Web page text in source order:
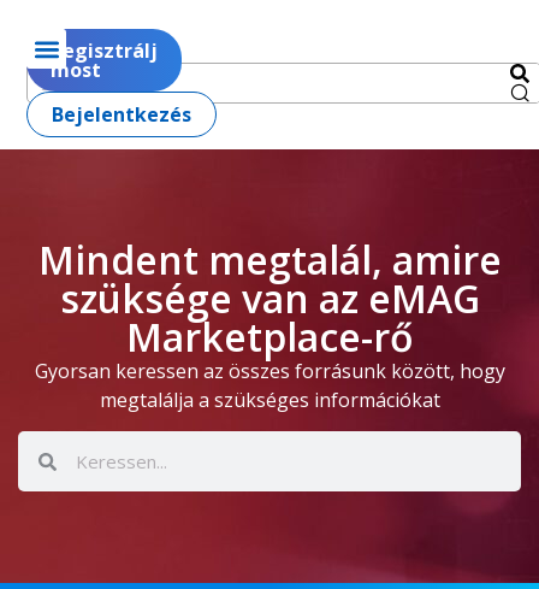
Regisztrálj
most
Bejelentkezés
Mindent megtalál, amire
szüksége van az eMAG
Marketplace-rő
Gyorsan keressen az összes forrásunk között, hogy
megtalálja a szükséges információkat